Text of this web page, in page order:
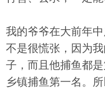
我的爷爷在大前年
不是很慌张，因为
子，而且他捕鱼都
乡镇捕鱼第一名。